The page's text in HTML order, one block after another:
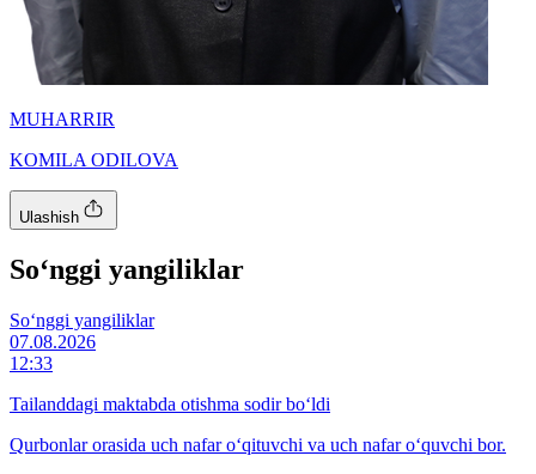
MUHARRIR
KOMILA ODILOVA
Ulashish
So‘nggi yangiliklar
So‘nggi yangiliklar
07.08.2026
12:33
Tailanddagi maktabda otishma sodir bo‘ldi
Qurbonlar orasida uch nafar o‘qituvchi va uch nafar o‘quvchi bor.